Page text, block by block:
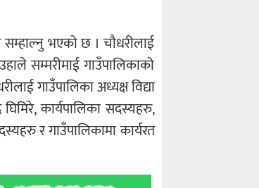
सम्हाल्नु भएको छ । चौधरीलाई
सम्मरीमाई गाउँपालिकाको
गाउँपालिका अध्यक्ष विद्या
घिमिरे, कार्यपालिका सदस्यहरु,
र गाउँपालिकामा कार्यरत